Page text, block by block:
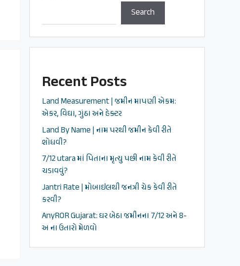
Search
Recent Posts
Land Measurement | જમીન માપણી એકમ:
એકર, વિઘા, ગુંઠા અને હેક્ટર
Land By Name | નામ પરથી જમીન કેવી રીતે
શોધવી?
7/12 utara માં પિતાના મૃત્યુ પછી નામ કેવી રીતે
ચડાવવું?
Jantri Rate | મોબાઇલથી જનત્રી ચેક કેવી રીતે
કરવી?
AnyROR Gujarat: ઘર બેઠા જમીનના 7/12 અને 8-
અ ના ઉતારો મેળવો